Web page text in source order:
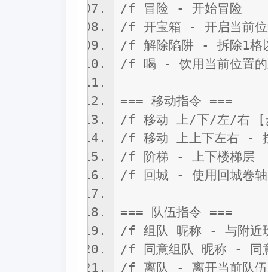
/f 冒险 - 开始冒险
/f 开宝箱 - 开启当前位
/f 解除陷阱 - 拆除1格
/f 喝 - 饮用当前位置的
=== 移动指令 ===
/f 移动 上/下/左/右 [
/f 移动 上上下左右 -
/f 阶梯 - 上下楼梯层
/f 回城 - 使用回城卷轴
=== 队伍指令 ===
/f 组队 昵称 - 与附近
/f 同意组队 昵称 - 同
/f 离队 - 离开当前队伍